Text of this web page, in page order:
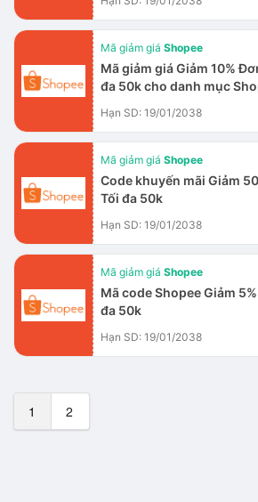
Mã giảm giá Shopee
Mã giảm giá Giảm 10%
đa 50k cho danh mục
Hạn SD: 19/01/2038
Mã giảm giá Shopee
Code khuyến mãi Giảm
Tối đa 50k
Hạn SD: 19/01/2038
Mã giảm giá Shopee
Mã code Shopee Giảm
đa 50k
Hạn SD: 19/01/2038
1 2